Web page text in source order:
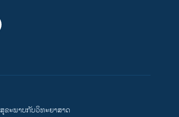
ສຸຂະພາບກັບວິທະຍາສາດ